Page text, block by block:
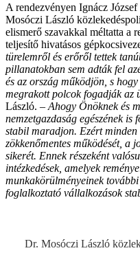
A rendezvényen Ignácz
Mosóczi László
elismerő szavakkal méltatta a
teljesítő hivatásos
türelemről és erőről tettek
pillanatokban sem adták fel
és az ország működjön, s
megrakott polcok fogadják az
László. – Ahogy Önöknek és
nemzetgazdaság egészének
stabil maradjon. Ezért
zökkenőmentes működését, a
sikerét. Ennek részeként
intézkedések, amelyek
munkakörülményeinek
foglalkoztató vállalkozások
Dr. Mosóczi László